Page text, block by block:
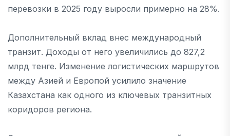
перевозки в 2025 году выросли примерно на 28%.
Дополнительный вклад внес международный
транзит. Доходы от него увеличились до 827,2
млрд тенге. Изменение логистических маршрутов
между Азией и Европой усилило значение
Казахстана как одного из ключевых транзитных
коридоров региона.